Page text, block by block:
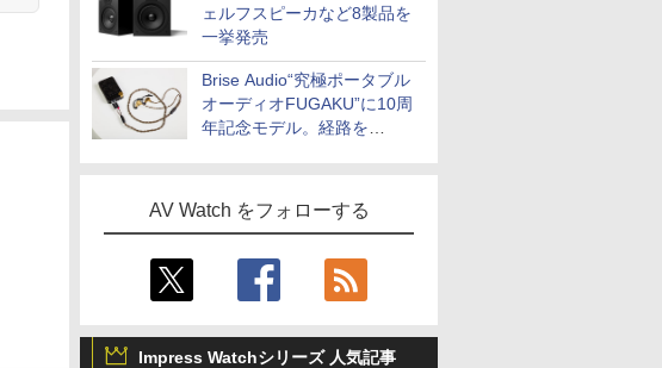
ェルフスピーカなど8製品を
一挙発売
Brise Audio“究極ポータブル
オーディオFUGAKU”に10周
年記念モデル。経路を
AV Watch をフォローする
Impress Watchシリーズ 人気記事